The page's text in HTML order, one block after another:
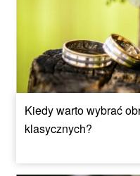
Kiedy warto wybrać
klasycznych?